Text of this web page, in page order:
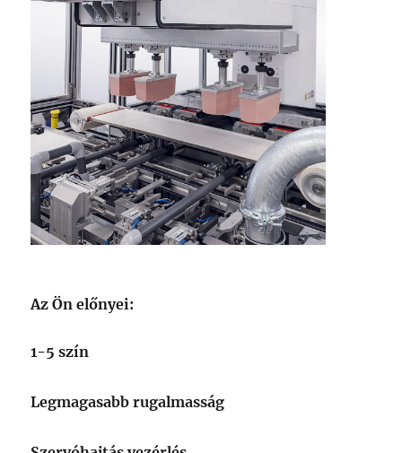
Az Ön előnyei:
1-5 szín
Legmagasabb rugalmasság